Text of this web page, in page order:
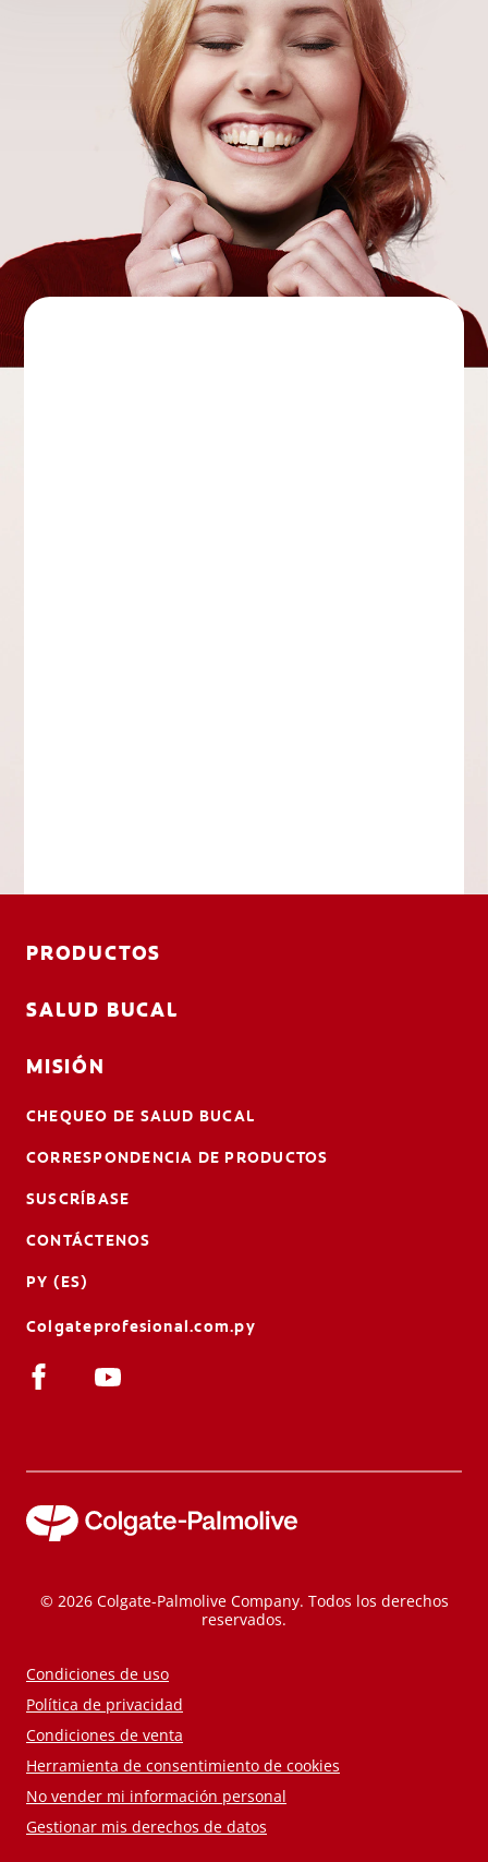
PRODUCTOS
SALUD BUCAL
MISIÓN
CHEQUEO DE SALUD BUCAL
CORRESPONDENCIA DE PRODUCTOS
SUSCRÍBASE
CONTÁCTENOS
PY (ES)
Colgateprofesional.com.py
© 2026 Colgate-Palmolive Company. Todos los derechos
reservados.
Condiciones de uso
Política de privacidad
Condiciones de venta
Herramienta de consentimiento de cookies
No vender mi información personal
Gestionar mis derechos de datos